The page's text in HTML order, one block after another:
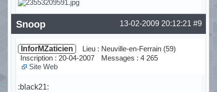
Hors ligne #9
13-02-2009 20:12:21
Snoop
InforMZaticien
Lieu : Neuville-en-Ferrain (59)
Inscription : 20-04-2007
Messages : 4 265
Site Web
:black21: